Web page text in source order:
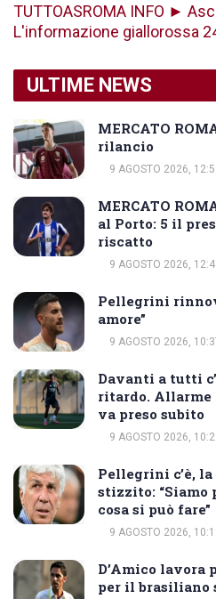
TUTTOASROMA INFO ►
L'informazione giallorossa
ULTIME NEWS
MERCATO
rilancio
9 AGOSTO 2026,
MERCATO
al Porto: 5 il
riscatto
9 AGOSTO 2026,
Pellegrini
amore”
9 AGOSTO 2026,
Davanti a tutti
ritardo. Allarme
va preso subito
9 AGOSTO 2026,
Pellegrini c’è, la
stizzito: “Siamo
cosa si può fare”
9 AGOSTO 2026,
D’Amico lavora
per il brasiliano